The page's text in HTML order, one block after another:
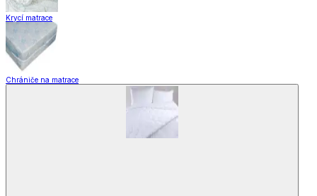
Krycí matrace
Chrániče na matrace